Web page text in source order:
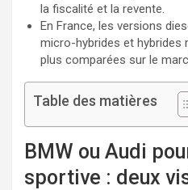
la fiscalité et la revente.
En France, les versions
micro-hybrides et hybrides
plus comparées sur le
Table des matières
BMW ou Audi
sportive : deux